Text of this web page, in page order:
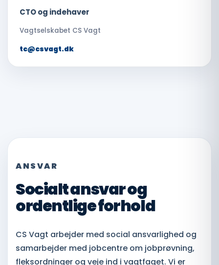
CTO og indehaver
Vagtselskabet CS Vagt
tc@csvagt.dk
ANSVAR
Socialt ansvar og
ordentlige forhold
CS Vagt arbejder med social ansvarlighed og
samarbejder med jobcentre om jobprøvning,
fleksordninger og veje ind i vagtfaget. Vi er